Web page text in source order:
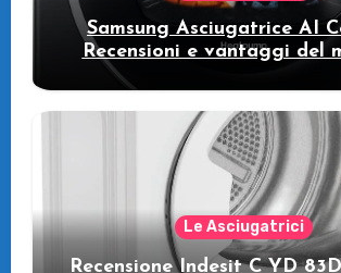
Samsung Asciugatrice AI
Recensioni e vantaggi del
Le Asciugatrici
Recensione Indesit C YD